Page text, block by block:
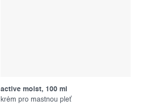
active moist, 100 ml
krém pro mastnou pleť